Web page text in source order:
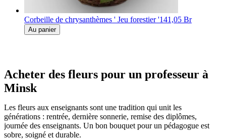
Corbeille de chrysanthèmes ' Jeu forestier '141,05 Br
Au panier
Acheter des fleurs pour un professeur à
Minsk
Les fleurs aux enseignants sont une tradition qui unit les
générations : rentrée, dernière sonnerie, remise des diplômes,
journée des enseignants. Un bon bouquet pour un pédagogue est
sobre, soigné et durable.